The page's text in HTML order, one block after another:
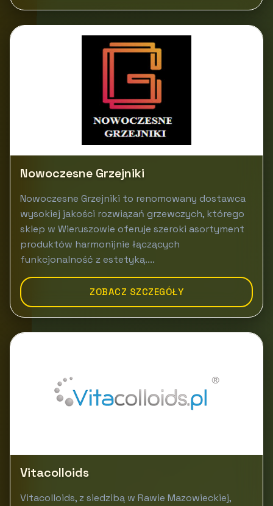
Nowoczesne Grzejniki
Nowoczesne Grzejniki to renomowany dostawca
wysokiej jakości rozwiązań grzewczych, którego
sklep w Wieruszowie oferuje szeroki asortyment
produktów harmonijnie łączących
funkcjonalność z estetyką....
ZOBACZ SZCZEGÓŁY
Vitacolloids
Vitacolloids, z siedzibą w Rawie Mazowieckiej,